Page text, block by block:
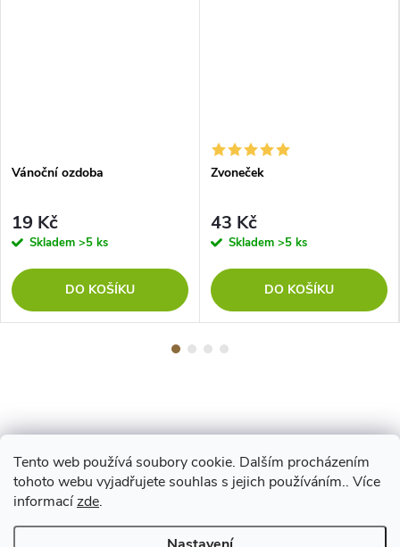
Tento web používá soubory cookie. Dalším procházením
tohoto webu vyjadřujete souhlas s jejich používáním.. Více
informacízde.
Vánoční ozdoba
19 Kč
Skladem >5 ks
DO KOŠÍKU
Zvoneček
43 Kč
Skladem >5 ks
DO KOŠÍKU
Z
á